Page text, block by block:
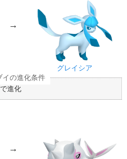
→
グレイシア
で進化
→